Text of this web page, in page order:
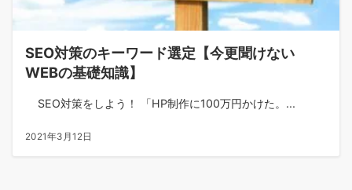
SEO対策のキーワード選定【今更聞けない
WEBの基礎知識】
SEO対策をしよう！ 「HP制作に100万円かけた。...
2021年3月12日